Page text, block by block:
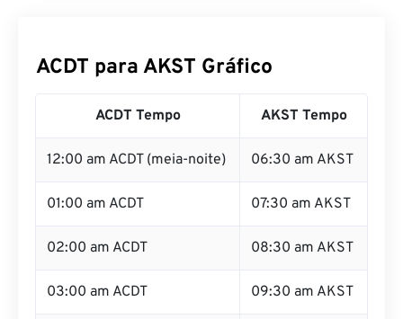
ACDT para AKST Gráfico
ACDT Tempo AKST Tempo
12:00 am ACDT (meia-noite) 06:30 am AKST
01:00 am ACDT 07:30 am AKST
02:00 am ACDT 08:30 am AKST
03:00 am ACDT 09:30 am AKST